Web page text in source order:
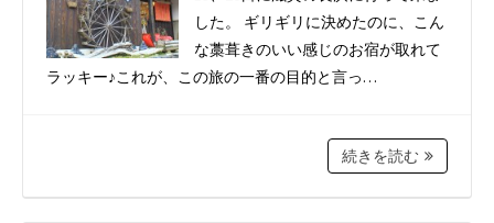
した。 ギリギリに決めたのに、こん
な藁葺きのいい感じのお宿が取れて
ラッキー♪これが、この旅の一番の目的と言っ…
続きを読む